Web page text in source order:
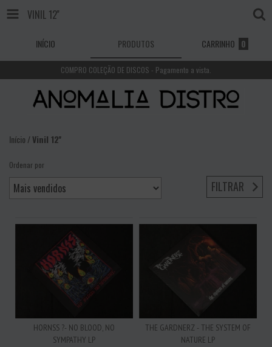
VINIL 12''
INÍCIO PRODUTOS CARRINHO 0
COMPRO COLEÇÃO DE DISCOS - Pagamento a vista.
Início /Vinil 12''
Ordenar por
FILTRAR
HORNSS ?- NO BLOOD, NO
SYMPATHY LP
THE GARDNERZ - THE SYSTEM OF
NATURE LP